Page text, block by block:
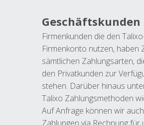
Geschäftskunden
Firmenkunden die den
Firmenkonto nutzen, haben
sämtlichen Zahlungsarten,
den Privatkunden zur
stehen. Darüber hinaus
Talixo Zahlungsmethoden
Auf Anfrage können wir auch